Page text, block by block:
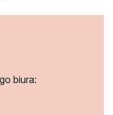
biura: